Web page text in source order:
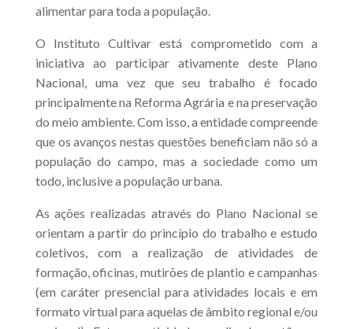
alimentar para toda a população.
O Instituto Cultivar está comprometido com a
iniciativa ao participar ativamente deste Plano
Nacional, uma vez que seu trabalho é focado
principalmente na Reforma Agrária e na preservação
do meio ambiente. Com isso, a entidade compreende
que os avanços nestas questões beneficiam não só a
população do campo, mas a sociedade como um
todo, inclusive a população urbana.
As ações realizadas através do Plano Nacional se
orientam a partir do princípio do trabalho e estudo
coletivos, com a realização de atividades de
formação, oficinas, mutirões de plantio e campanhas
(em caráter presencial para atividades locais e em
formato virtual para aquelas de âmbito regional e/ou